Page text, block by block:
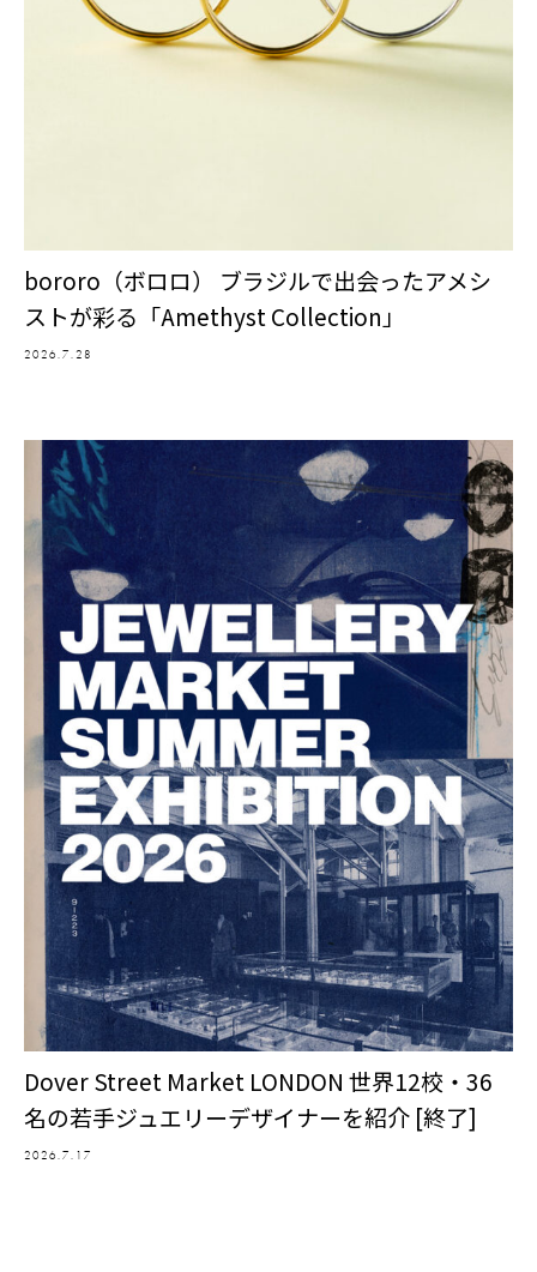
bororo（ボロロ） ブラジルで出会ったアメシ
ストが彩る「Amethyst Collection」
2026.7.28
Dover Street Market LONDON 世界12校・36
名の若手ジュエリーデザイナーを紹介 [終了]
2026.7.17